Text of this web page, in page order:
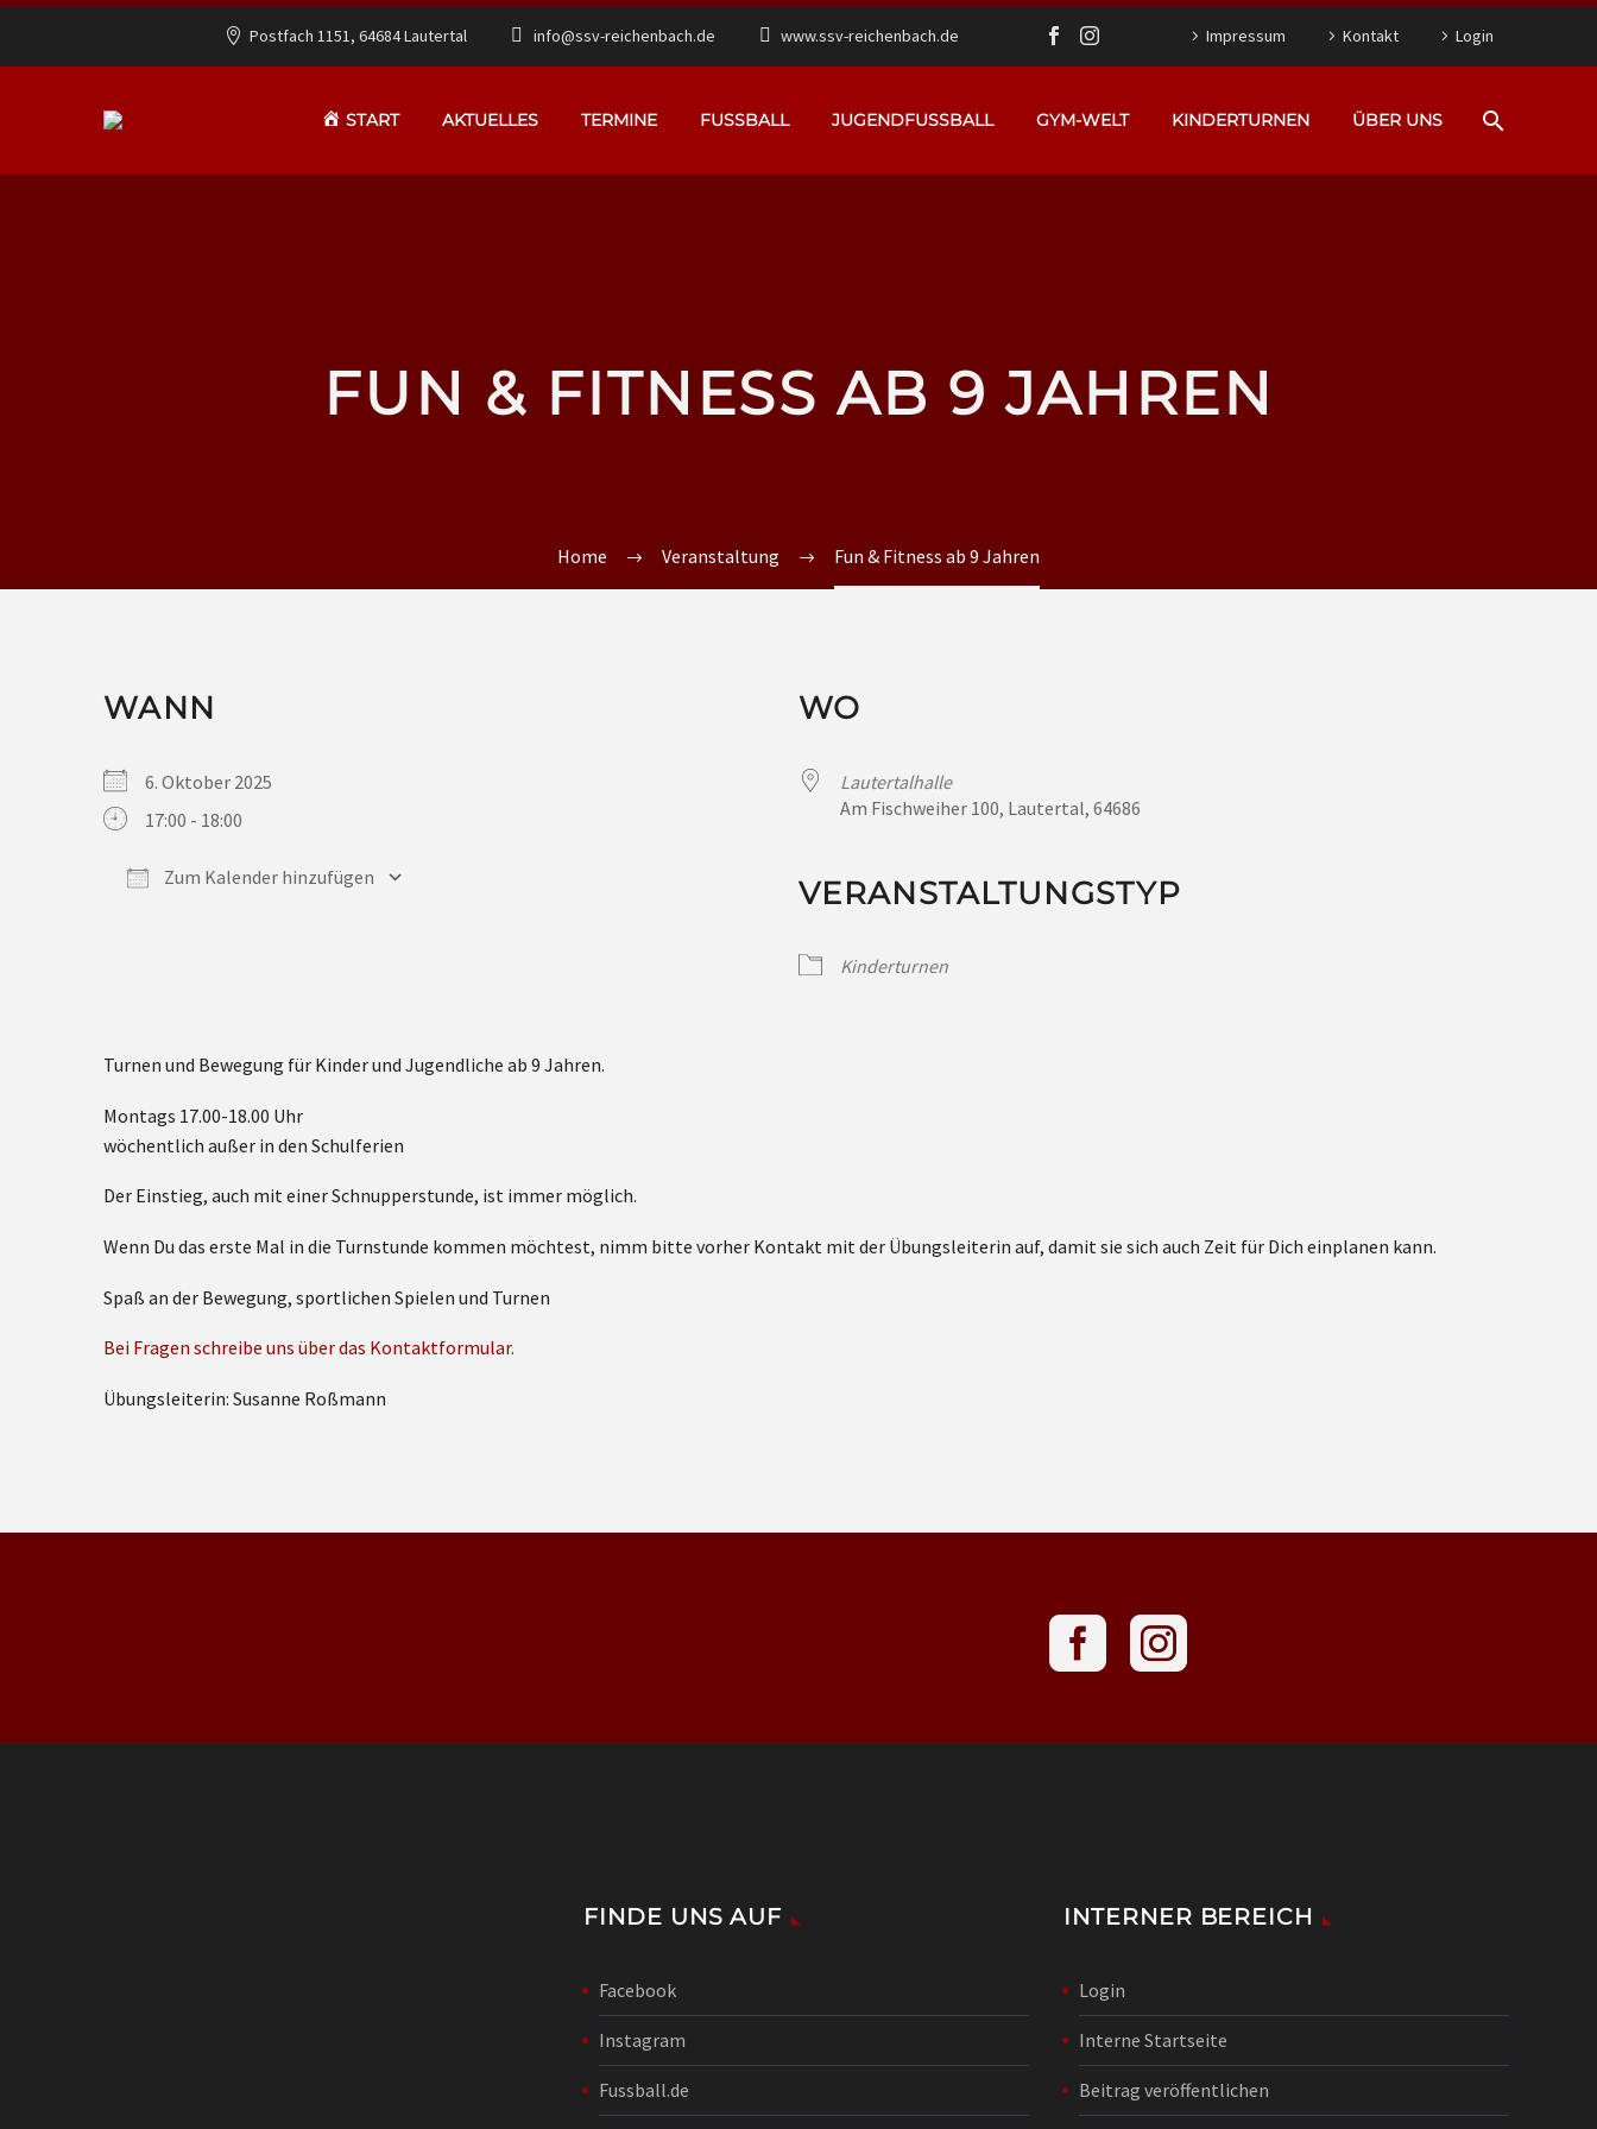
Postfach 1151, 64684 Lautertal info@ssv-reichenbach.de www.ssv-reichenbach.de Impressum Kontakt Login
START AKTUELLES TERMINE FUSSBALL JUGENDFUSSBALL GYM-WELT KINDERTURNEN ÜBER UNS
FUN & FITNESS AB 9 JAHREN
Home Veranstaltung Fun & Fitness ab 9 Jahren
WANN
6. Oktober 2025
17:00 - 18:00
Zum Kalender hinzufügen
WO
Lautertalhalle
Am Fischweiher 100, Lautertal, 64686
VERANSTALTUNGSTYP
Kinderturnen
Turnen und Bewegung für Kinder und Jugendliche ab 9 Jahren.
Montags 17.00-18.00 Uhr
wöchentlich außer in den Schulferien
Der Einstieg, auch mit einer Schnupperstunde, ist immer möglich.
Wenn Du das erste Mal in die Turnstunde kommen möchtest, nimm bitte vorher Kontakt mit der Übungsleiterin auf, damit sie sich auch Zeit für Dich einplanen kann.
Spaß an der Bewegung, sportlichen Spielen und Turnen
Bei Fragen schreibe uns über das Kontaktformular.
Übungsleiterin: Susanne Roßmann
FINDE UNS AUF
Facebook
Instagram
Fussball.de
INTERNER BEREICH
Login
Interne Startseite
Beitrag veröffentlichen